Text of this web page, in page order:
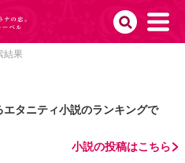
結果
タニティ小説のランキングで
小説の投稿はこちら